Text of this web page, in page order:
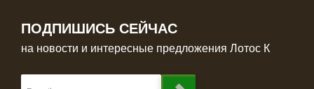
ПОДПИШИСЬ СЕЙЧАС
на новости и интересные предложения Лотос К